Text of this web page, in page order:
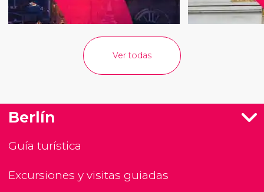
Ver todas
Berlín
Guía turística
Excursiones y visitas guiadas